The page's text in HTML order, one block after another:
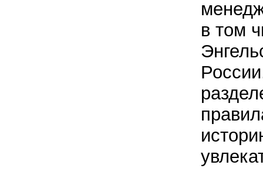
в том